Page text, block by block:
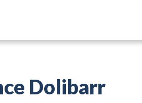
Dolibarr